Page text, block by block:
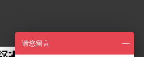
请您留言